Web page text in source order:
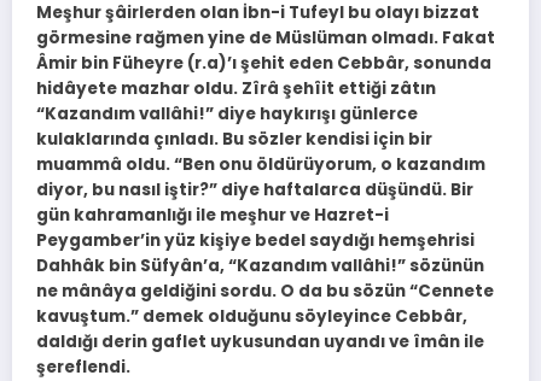
Meşhur şâirlerden olan İbn-i Tufeyl bu olayı bizzat
görmesine rağmen yine de Müslüman olmadı. Fakat
Âmir bin Füheyre (r.a)’ı şehit eden Cebbâr, sonunda
hidâyete mazhar oldu. Zîrâ şehîit ettiği zâtın
“Kazandım vallâhi!” diye haykırışı günlerce
kulaklarında çınladı. Bu sözler kendisi için bir
muammâ oldu. “Ben onu öldürüyorum, o kazandım
diyor, bu nasıl iştir?” diye haftalarca düşündü. Bir
gün kahramanlığı ile meşhur ve Hazret-i
Peygamber’in yüz kişiye bedel saydığı hemşehrisi
Dahhâk bin Süfyân’a, “Kazandım vallâhi!” sözünün
ne mânâya geldiğini sordu. O da bu sözün “Cennete
kavuştum.” demek olduğunu söyleyince Cebbâr,
daldığı derin gaflet uykusundan uyandı ve îmân ile
şereflendi.